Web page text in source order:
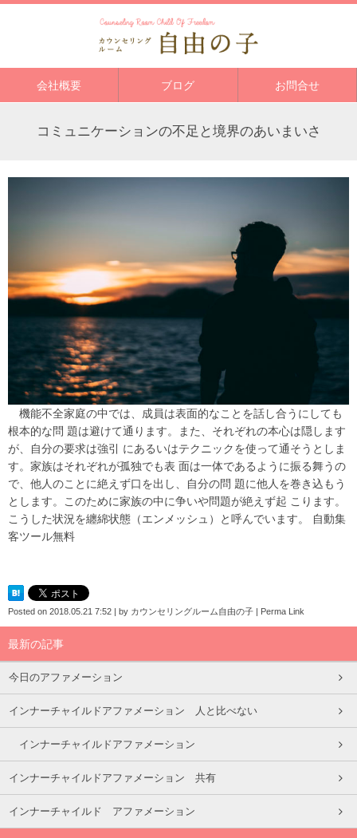
会社概要 ブログ お問合せ
コミュニケーションの不足と境界のあいまいさ
機能不全家庭の中では、成員は表面的なことを話し合うにしても
根本的な問 題は避けて通ります。また、それぞれの本心は隠します
が、自分の要求は強引 にあるいはテクニックを使って通そうとしま
す。家族はそれぞれが孤独でも表 面は一体であるように振る舞うの
で、他人のことに絶えず口を出し、自分の問 題に他人を巻き込もう
とします。このために家族の中に争いや問題が絶えず起 こります。
こうした状況を纏綿状態（エンメッシュ）と呼んでいます。
自動集
客ツール無料
Posted on 2018.05.21 7:52 by カウンセリングルーム自由の子 Perma Link
最新の記事
今日のアファメーション
インナーチャイルドアファメーション 人と比べない
インナーチャイルドアファメーション
インナーチャイルドアファメーション 共有
インナーチャイルド アファメーション